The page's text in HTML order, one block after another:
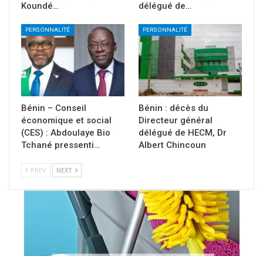
Koundé…
délégué de…
PERSONNALITÉ
Bénin – Conseil
économique et social
(CES) : Abdoulaye Bio
Tchané pressenti…
PERSONNALITÉ
Bénin : décès du
Directeur général
délégué de HECM, Dr
Albert Chincoun
PREV NEXT